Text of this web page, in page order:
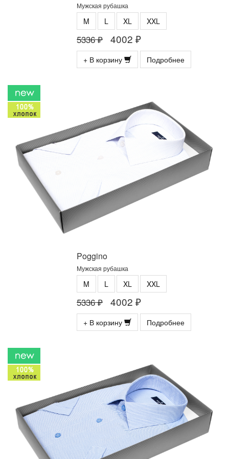
Мужская рубашка
M L XL XXL
5336 ₽ 4002 ₽
+ В корзину Подробнее
Poggino
Мужская рубашка
M L XL XXL
5336 ₽ 4002 ₽
+ В корзину Подробнее